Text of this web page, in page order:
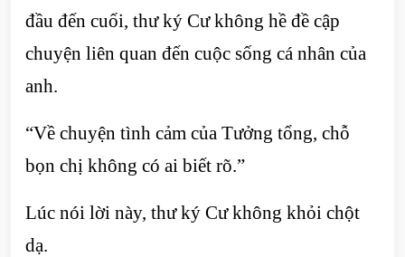
đầu đến cuối, thư ký Cư không hề đề cập
chuyện liên quan đến cuộc sống cá nhân của
anh.
“Về chuyện tình cảm của Tưởng tổng, chỗ
bọn chị không có ai biết rõ.”
Lúc nói lời này, thư ký Cư không khỏi chột
dạ.